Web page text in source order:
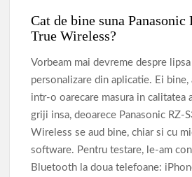
Cat de bine suna
True Wireless?
Vorbeam mai devreme despre
personalizare din aplicatie. Ei
intr-o oarecare masura in calitatea
griji insa, deoarece Panasonic RZ-
Wireless se aud bine, chiar si cu
software. Pentru testare, le-am
Bluetooth la doua telefoane: